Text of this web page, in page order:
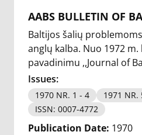
AABS BULLETIN OF
Baltijos šalių
anglų kalba. Nuo 1972 m.
pavadinimu ,,Journal of
Issues:
1970 NR. 1 - 4
1971 NR.
ISSN: 0007-4772
Publication Date: 1970